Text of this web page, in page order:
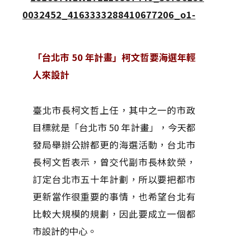
「台北市 50 年計畫」柯文哲要海選年輕
人來設計
臺北市長柯文哲上任，其中之一的市政
目標就是「台北市 50 年計畫」，今天都
發局舉辦公辦都更的海選活動，台北市
長柯文哲表示，曾交代副市長林欽榮，
訂定台北市五十年計劃，所以要把都市
更新當作很重要的事情，也希望台北有
比較大規模的規劃，因此要成立一個都
市設計的中心。